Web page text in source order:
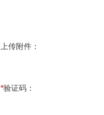
上传附件：
*验证码：